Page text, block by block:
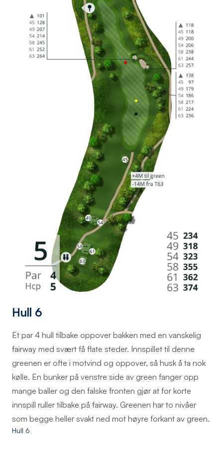
Hull 6
Et par 4 hull tilbake oppover bakken med en vanskelig
fairway med svært få flate steder. Innspillet til denne
greenen er ofte i motvind og oppover, så husk å ta nok
kølle. En bunker på venstre side av green fanger opp
mange baller og den falske fronten gjør at for korte
innspill ruller tilbake på fairway. Greenen har to nivåer
som begge heller svakt ned mot høyre forkant av green.
Hull 6